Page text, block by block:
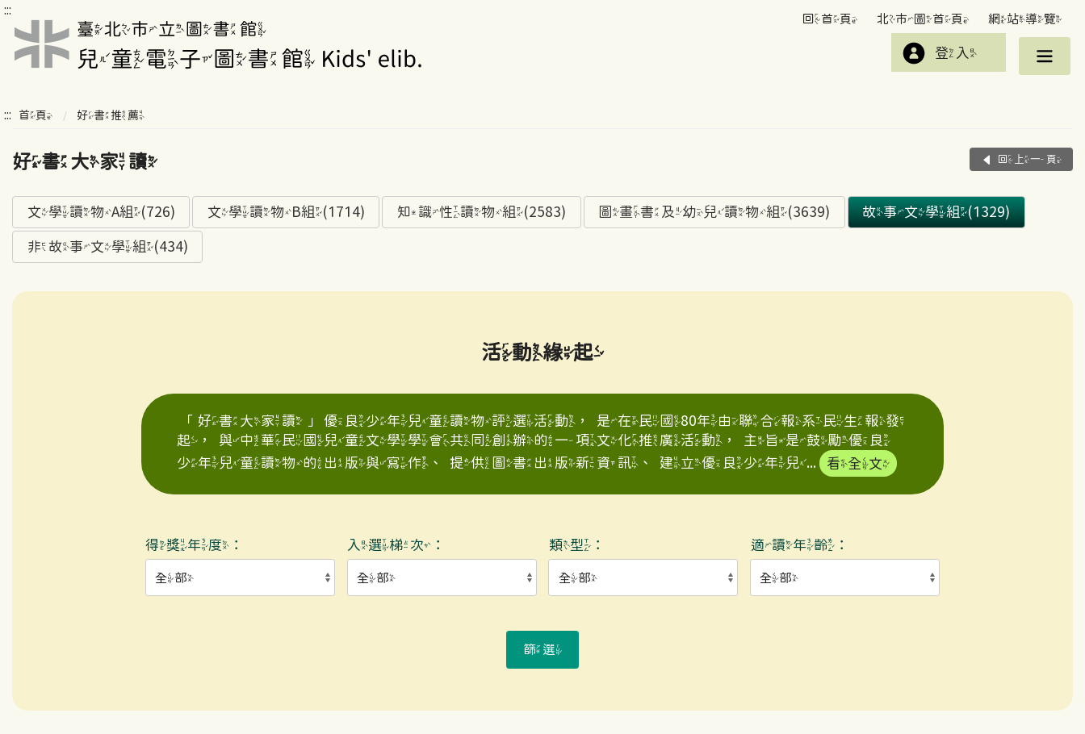
:::
回首頁 北市圖首頁 網站導覽
登入
::: 首頁 好書推薦
好書大家讀 回上一頁
文學讀物A組(726) 文學讀物B組(1714) 知識性讀物組(2583) 圖畫書及幼兒讀物組(3639) 故事文學組(1329)
非故事文學組(434)
活動緣起
「好書大家讀」優良少年兒童讀物評選活動，是在民國80年由聯合報系民生報發
起，與中華民國兒童文學學會共同創辦的一項文化推廣活動，主旨是鼓勵優良
少年兒童讀物的出版與寫作、提供圖書出版新資訊、建立優良少年兒...
看全文
得獎年度： 入選梯次： 類型： 適讀年齡：
篩選